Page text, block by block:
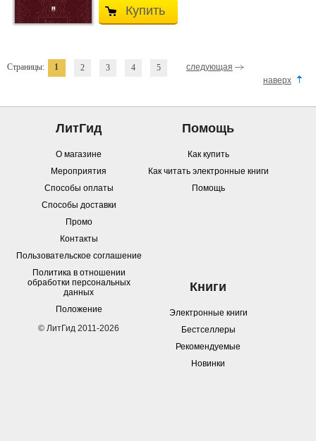
Купить
Страницы: 1 2 3 4 5
следующая
наверх
ЛитГид
О магазине
Мероприятия
Способы оплаты
Способы доставки
Промо
Контакты
Пользовательское соглашение
Политика в отношении
обработки персональных
данных
Положение
© ЛитГид 2011-2026
Помощь
Как купить
Как читать электронные книги
Помощь
Книги
Электронные книги
Бестселлеры
Рекомендуемые
Новинки